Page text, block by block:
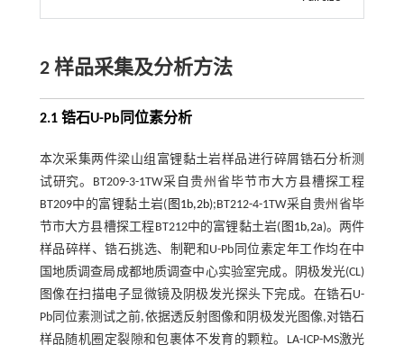
2 样品采集及分析方法
2.1 锆石U-Pb同位素分析
本次采集两件梁山组富锂黏土岩样品进行碎屑锆石分析测
试研究。BT209-3-1TW采自贵州省毕节市大方县槽探工程
BT209中的富锂黏土岩( 图1b,2b);BT212-4-1TW采自贵州省毕
节市大方县槽探工程BT212中的富锂黏土岩( 图1b,2a)。两件
样品碎样、锆石挑选、制靶和U-Pb同位素定年工作均在中
国地质调查局成都地质调查中心实验室完成。阴极发光(CL)
图像在扫描电子显微镜及阴极发光探头下完成。在锆石U-
Pb同位素测试之前,依据透反射图像和阴极发光图像,对锆石
样品随机圈定裂隙和包裹体不发育的颗粒。LA-ICP-MS激光